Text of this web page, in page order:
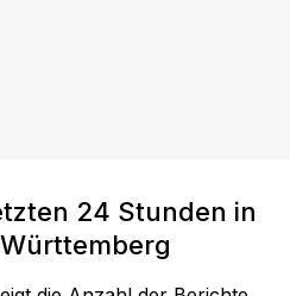
24 Stunden in